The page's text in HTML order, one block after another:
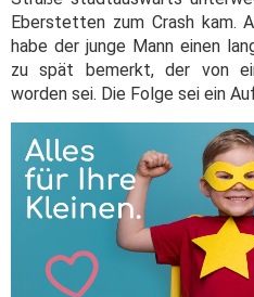
Eberstetten zum Crash kam.
habe der junge Mann einen
zu spät bemerkt, der von
worden sei. Die Folge sei ein